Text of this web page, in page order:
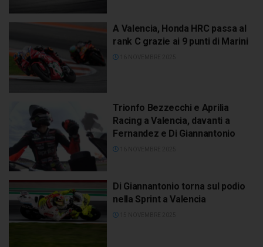
A Valencia, Honda HRC passa al
rank C grazie ai 9 punti di Marini
Trionfo Bezzecchi e Aprilia
Racing a Valencia, davanti a
Fernandez e Di Giannantonio
Di Giannantonio torna sul podio
nella Sprint a Valencia